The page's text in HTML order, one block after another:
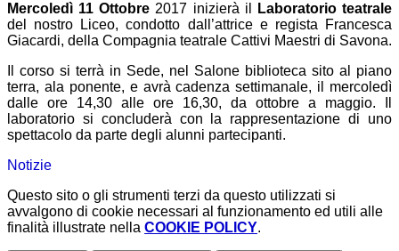
Mercoledì 11 Ottobre 2017 inizierà il
Laboratorio teatrale
del nostro Liceo, condotto dall’attrice e regista Francesca
Giacardi, della Compagnia teatrale Cattivi Maestri di Savona.
Il corso si terrà in Sede, nel Salone biblioteca sito al piano
terra, ala ponente, e avrà cadenza settimanale, il mercoledì
dalle ore 14,30 alle ore 16,30, da ottobre a maggio. Il
laboratorio si concluderà con la rappresentazione di uno
spettacolo da parte degli alunni partecipanti.
Notizie
Questo sito o gli strumenti terzi da questo utilizzati si
avvalgono di cookie necessari al funzionamento ed utili alle
finalità illustrate nella COOKIE POLICY.